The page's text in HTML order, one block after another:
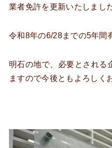
業者免許を更新いたしまし
令和8年の6/28までの5年間
明石の地で、必要とされる
ますので今後ともよろしく